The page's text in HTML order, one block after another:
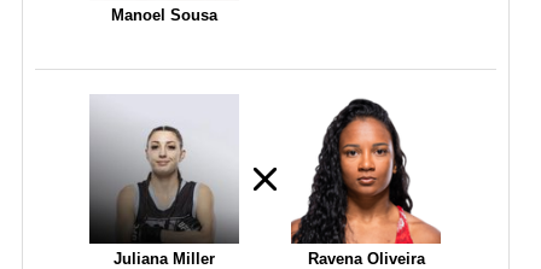
Manoel Sousa
Juliana Miller Ravena Oliveira